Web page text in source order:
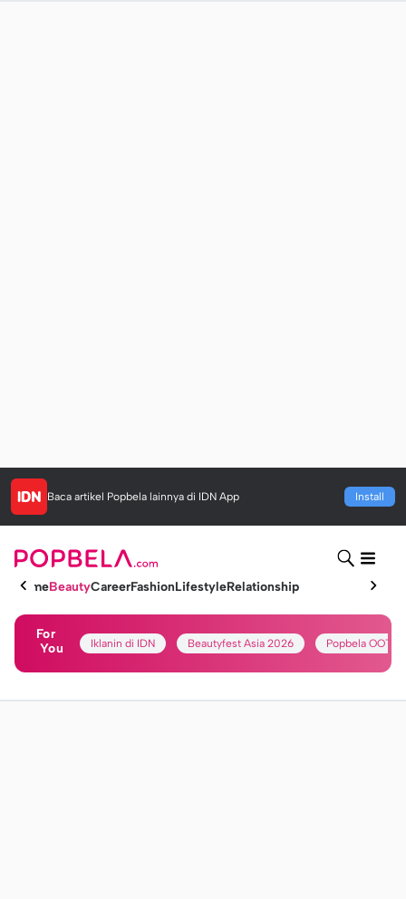
Baca artikel Popbela lainnya di IDN App Install
HomeBeautyCareerFashionLifestyleRelationship
For
You
Iklanin di IDN Beautyfest Asia 2026 Popbela OOTD